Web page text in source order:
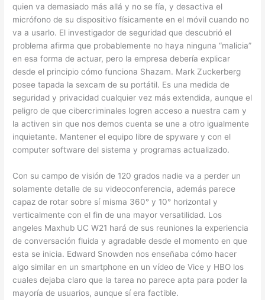
quien va demasiado más allá y no se fía, y desactiva el
micrófono de su dispositivo físicamente en el móvil cuando no
va a usarlo. El investigador de seguridad que descubrió el
problema afirma que probablemente no haya ninguna “malicia”
en esa forma de actuar, pero la empresa debería explicar
desde el principio cómo funciona Shazam. Mark Zuckerberg
posee tapada la sexcam de su portátil. Es una medida de
seguridad y privacidad cualquier vez más extendida, aunque el
peligro de que cibercriminales logren acceso a nuestra cam y
la activen sin que nos demos cuenta se une a otro igualmente
inquietante. Mantener el equipo libre de spyware y con el
computer software del sistema y programas actualizado.
Con su campo de visión de 120 grados nadie va a perder un
solamente detalle de su videoconferencia, además parece
capaz de rotar sobre sí misma 360° y 10° horizontal y
verticalmente con el fin de una mayor versatilidad. Los
angeles Maxhub UC W21 hará de sus reuniones la experiencia
de conversación fluida y agradable desde el momento en que
esta se inicia. Edward Snowden nos enseñaba cómo hacer
algo similar en un smartphone en un vídeo de Vice y HBO los
cuales dejaba claro que la tarea no parece apta para poder la
mayoría de usuarios, aunque sí era factible.